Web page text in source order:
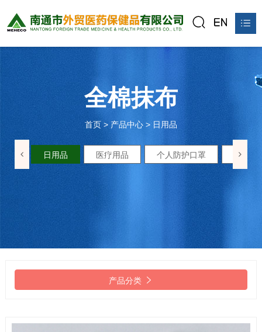
关于我们
产品中心
公平贸易站
全棉抹布
首页 > 产品中心 > 日用品
日用品 医疗用品 个人防护口罩 防尘口
产品分类 